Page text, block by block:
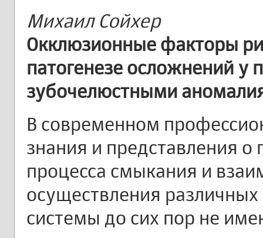
Михаил Сойхер
Окклюзионные факторы
патогенезе осложнений у
зубочелюстными
В современном
знания и представления
процесса смыкания и
осуществления
системы до сих пор не